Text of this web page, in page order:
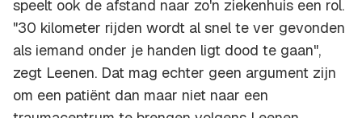
speelt ook de afstand naar zo'n ziekenhuis een rol.
"30 kilometer rijden wordt al snel te ver gevonden
als iemand onder je handen ligt dood te gaan",
zegt Leenen. Dat mag echter geen argument zijn
om een patiënt dan maar niet naar een